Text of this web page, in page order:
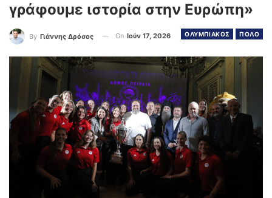
γράφουμε ιστορία στην Ευρώπη»
ΟΛΥΜΠΙΑΚΟΣ ΠΟΛΟ
By Γιάννης Δρόσος On Ιούν 17, 2026